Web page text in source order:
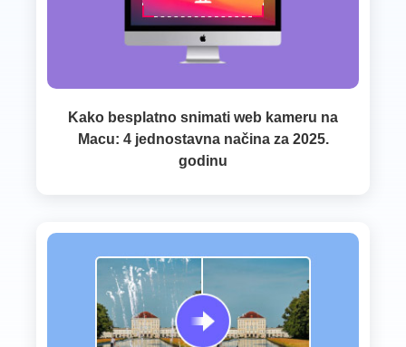
Kako besplatno snimati web kameru na
Macu: 4 jednostavna načina za 2025.
godinu